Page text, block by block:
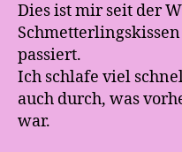
Dies ist mir seit der
passiert.
Ich schlafe viel
auch durch, was
war.